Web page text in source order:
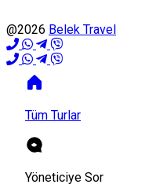
@2026 Belek Travel
Tüm Turlar
Yöneticiye Sor